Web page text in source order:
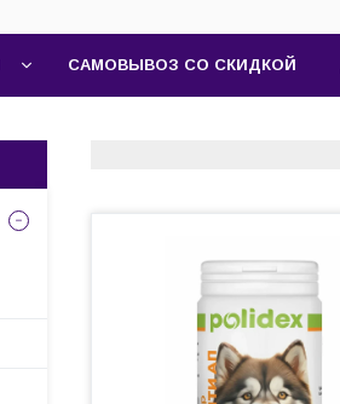
САМОВЫВОЗ СО СКИДКОЙ